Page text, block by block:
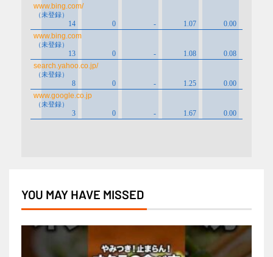
YOU MAY HAVE MISSED